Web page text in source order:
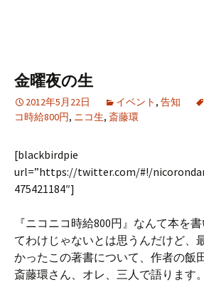
金曜夜の生
2012年5月22日 イベント , 告知
コ時給800円, ニコ生, 斎藤環
[blackbirdpie
url=”https://twitter.com/#!/
475421184″]
『ニコニコ時給800円』なんて本を
てわけじゃないとは思うんだけど、
かったこの著書について、作者の飯
斎藤環さん、オレ、三人で語ります。